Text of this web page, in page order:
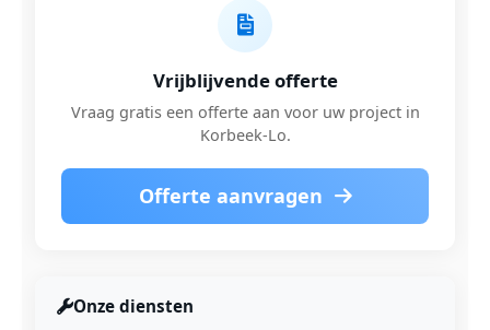
Vrijblijvende offerte
Vraag gratis een offerte aan voor uw project in
Korbeek-Lo.
Offerte aanvragen
Onze diensten